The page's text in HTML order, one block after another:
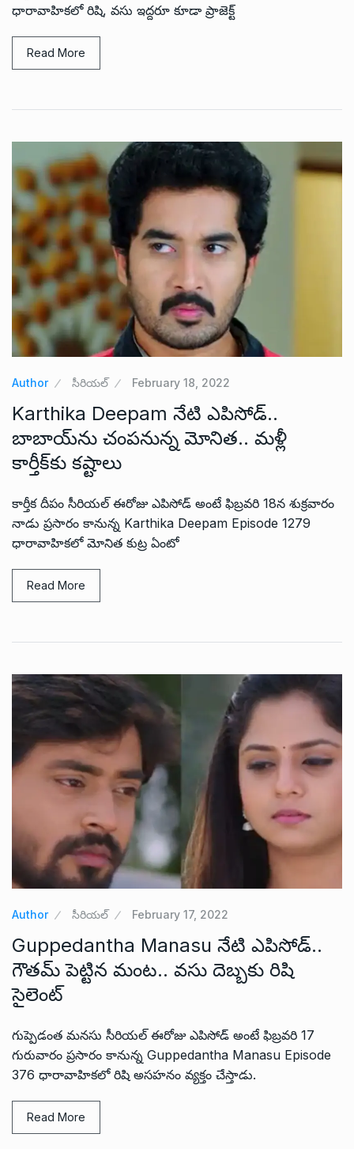
ధారావాహికలో రిషి, వసు ఇద్దరూ కూడా ప్రాజెక్ట్
Read More
Author సీరియల్ February 18, 2022
Karthika Deepam నేటి ఎపిసోడ్..
బాబాయ్‌ను చంపనున్న మోనిత.. మళ్లీ
కార్తీక్‌కు కష్టాలు
కార్తీక దీపం సీరియల్ ఈరోజు ఎపిసోడ్ అంటే ఫిబ్రవరి 18న శుక్రవారం
నాడు ప్రసారం కానున్న Karthika Deepam Episode 1279
ధారావాహికలో మోనిత కుట్ర ఏంటో
Read More
Author సీరియల్ February 17, 2022
Guppedantha Manasu నేటి ఎపిసోడ్..
గౌతమ్ పెట్టిన మంట.. వసు దెబ్బకు రిషి
సైలెంట్
గుప్పెడంత మనసు సీరియల్ ఈరోజు ఎపిసోడ్ అంటే ఫిబ్రవరి 17
గురువారం ప్రసారం కానున్న Guppedantha Manasu Episode
376 ధారావాహికలో రిషి అసహనం వ్యక్తం చేస్తాడు.
Read More